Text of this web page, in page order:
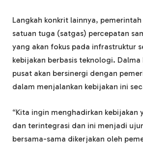
Langkah konkrit lainnya,
satuan tuga (satgas) percepatan
yang akan fokus pada infrastruktur
kebijakan berbasis teknologi.
pusat akan bersinergi dengan
dalam menjalankan kebijakan ini
“Kita ingin menghadirkan kebijakan
dan terintegrasi dan ini menjadi
bersama-sama dikerjakan oleh